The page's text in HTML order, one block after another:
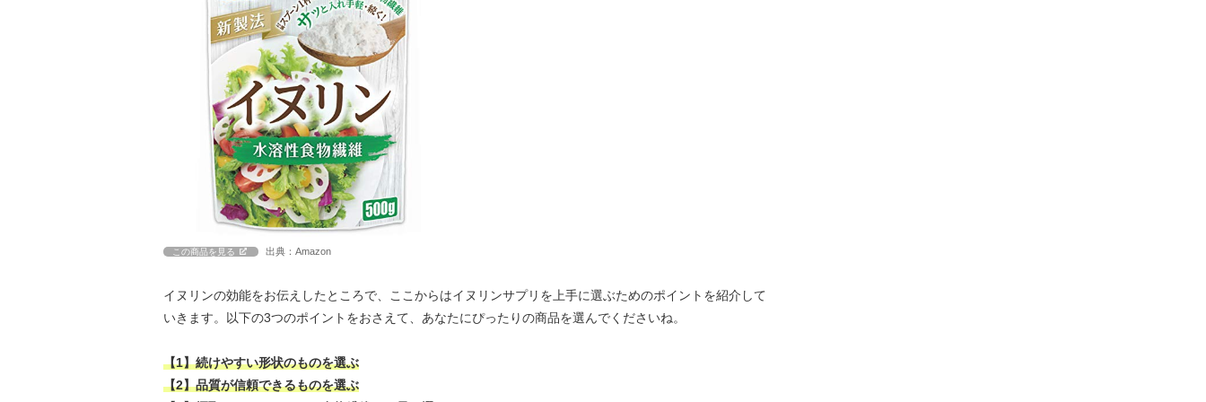
この商品を見る 出典：Amazon
イヌリンの効能をお伝えしたところで、ここからはイヌリンサプリを上手に選ぶためのポイントを紹介して
いきます。以下の3つのポイントをおさえて、あなたにぴったりの商品を選んでくださいね。
【1】続けやすい形状のものを選ぶ
【2】品質が信頼できるものを選ぶ